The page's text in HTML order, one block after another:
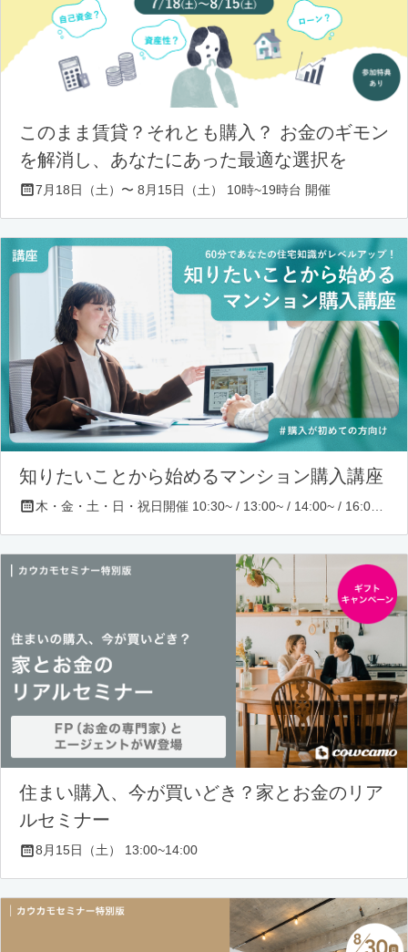
このまま賃貸？それとも購入？ お金のギモン
を解消し、あなたにあった最適な選択を
7月18日（土）〜 8月15日（土） 10時~19時台 開催
知りたいことから始めるマンション購入講座
住まい購入、今が買いどき？家とお金のリア
ルセミナー
8月15日（土） 13:00~14:00